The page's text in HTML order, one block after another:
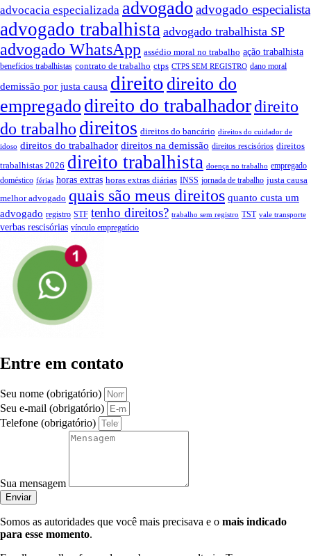
advocacia especializada advogado advogado especialista
advogado trabalhista advogado trabalhista SP
advogado WhatsApp assédio moral no trabalho ação trabalhista
benefícios trabalhistas contrato de trabalho ctps CTPS SEM REGISTRO dano moral
demissão por justa causa direito direito do
empregado direito do trabalhadordireito
do trabalho direitos direitos do bancário direitos do cuidador de
idoso direitos do trabalhador direitos na demissão direitos rescisórios direitos
trabalhistas 2026 direito trabalhista doença no trabalho empregado
doméstico férias horas extras horas extras diárias INSS jornada de trabalho justa causa
melhor advogado quais são meus direitos quanto custa um
advogado registro STF tenho direitos? trabalho sem registro TST vale transporte
verbas rescisórias vínculo empregatício
Entre em contato
Seu nome (obrigatório)
Seu e-mail (obrigatório)
Telefone (obrigatório)
Sua mensagem
Enviar
Somos as autoridades que você mais precisava e o mais indicado
para esse momento.